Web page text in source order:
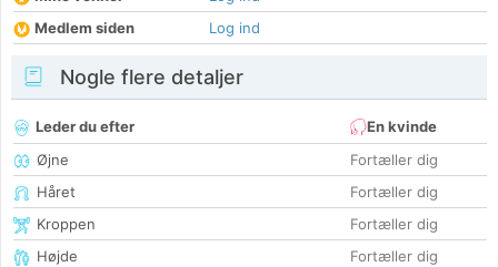
Medlem siden
Log ind
Nogle flere detaljer
Leder du efter
En kvinde
Øjne
Fortæller dig
Håret
Fortæller dig
Kroppen
Fortæller dig
Højde
Fortæller dig